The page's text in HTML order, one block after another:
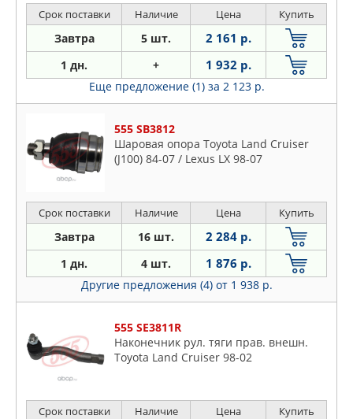
Срок поставки Наличие Цена Купить
Завтра 5 шт. 2 161 р.
1 дн. + 1 932 р.
Еще предложение (1) за 2 123 р.
555 SB3812
Шаровая опора Toyota Land Cruiser
(J100) 84-07 / Lexus LX 98-07
Срок поставки Наличие Цена Купить
Завтра 16 шт. 2 284 р.
1 дн. 4 шт. 1 876 р.
Другие предложения (4) от 1 938 р.
555 SE3811R
Наконечник рул. тяги прав. внешн.
Toyota Land Cruiser 98-02
Срок поставки Наличие Цена Купить